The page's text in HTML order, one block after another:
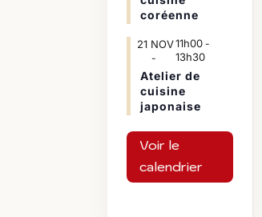
coréenne
21 NOV11h00-
13h30
Atelier de
cuisine
japonaise
Voir le
calendrier